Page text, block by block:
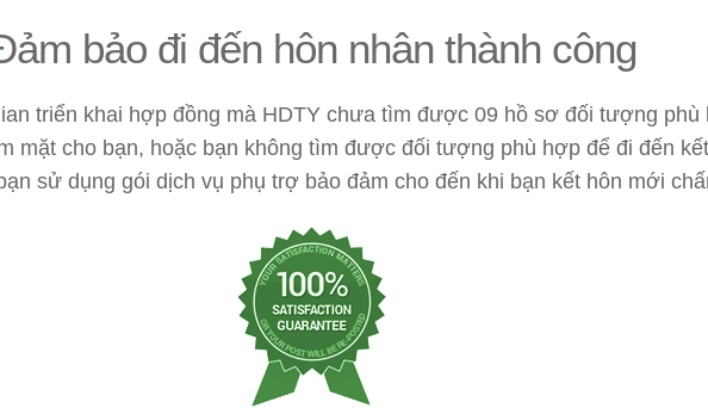
bảo đi đến hôn nhân thành công
triển khai hợp đồng mà HDTY chưa tìm được 09 hồ sơ đối tượng phù
mặt cho bạn, hoặc bạn không tìm được đối tượng phù hợp để đi đến
sử dụng gói dịch vụ phụ trợ bảo đảm cho đến khi bạn kết hôn mới